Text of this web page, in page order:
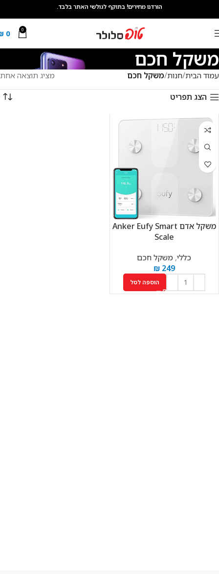
הורדנו מחירים! בתוקף לגולשי האתר בלבד.
0
0
משקל חכם
עמוד הבית חנות משקל חכם
מציג תוצאה אחת
הצג תפריט
‏משקל אדם Anker Eufy Smart
Scale
כללי, משקל חכם
₪249
הוספה לסל